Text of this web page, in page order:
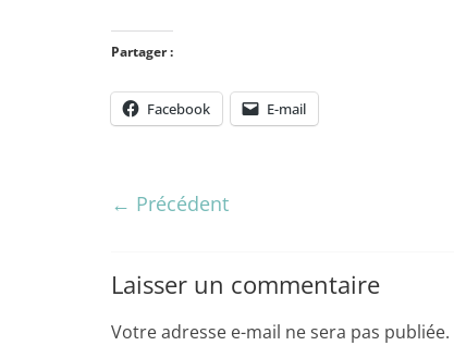
Partager :
Facebook E-mail
← Précédent
Laisser un commentaire
Votre adresse e-mail ne sera pas publiée.